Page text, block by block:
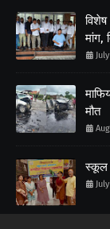
मांग,
मौत
स्कूल